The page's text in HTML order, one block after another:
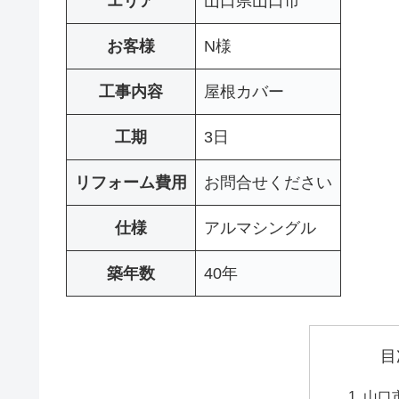
お客様 N様
工事内容 屋根カバー
工期 3日
リフォーム費用 お問合せください
仕様 アルマシングル
築年数 40年